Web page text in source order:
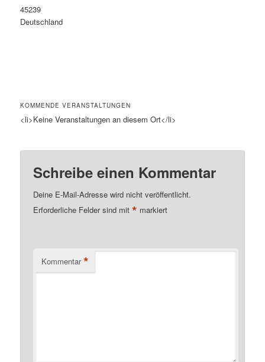
45239
Deutschland
KOMMENDE VERANSTALTUNGEN
<li>Keine Veranstaltungen an diesem Ort</li>
Schreibe einen Kommentar
Deine E-Mail-Adresse wird nicht veröffentlicht.
Erforderliche Felder sind mit* markiert
Kommentar *